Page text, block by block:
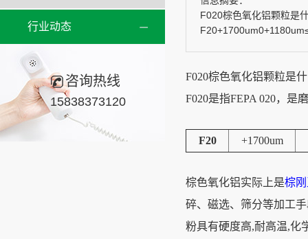
行业动态
咨询热线
15838373120
F020棕色氧化铝颗粒是
F020棕色氧化铝颗粒是
F020是指FEPA 020，是
F20 +1700um
棕色氧化铝实际上是棕
碎、磁选、筛分等加工
粉具有硬度高,耐高温,化